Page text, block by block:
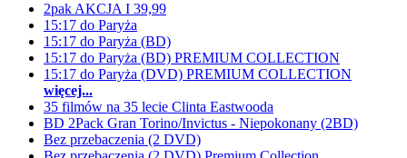
2pak AKCJA I 39,99
15:17 do Paryża
15:17 do Paryża (BD)
15:17 do Paryża (BD) PREMIUM COLLECTION
15:17 do Paryża (DVD) PREMIUM COLLECTION
więcej...
35 filmów na 35 lecie Clinta Eastwooda
BD 2Pack Gran Torino/Invictus - Niepokonany (2BD)
Bez przebaczenia (2 DVD)